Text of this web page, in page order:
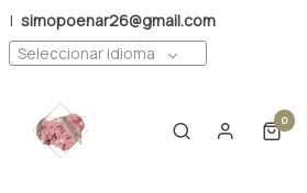
| simopoenar26@gmail.com
Seleccionar idioma
0